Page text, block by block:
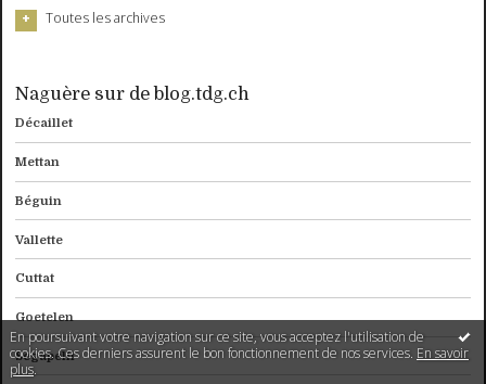
En poursuivant votre navigation sur ce site, vous acceptez l'utilisation de
cookies. Ces derniers assurent le bon fonctionnement de nos services. En savoir
plus.
Toutes les archives
Naguère sur de blog.tdg.ch
Décaillet
Mettan
Béguin
Vallette
Cuttat
Goetelen
Segapelli